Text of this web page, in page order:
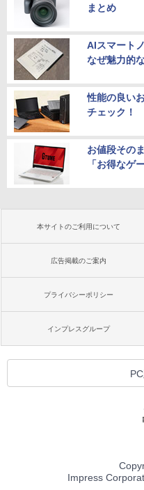
まとめ
AIスマート
なぜ魅力的
性能の良い
チェック！
お値段その
「お得なゲ
本サイトのご利用について
広告掲載のご案内
プライバシーポリシー
インプレスグループ
Impress